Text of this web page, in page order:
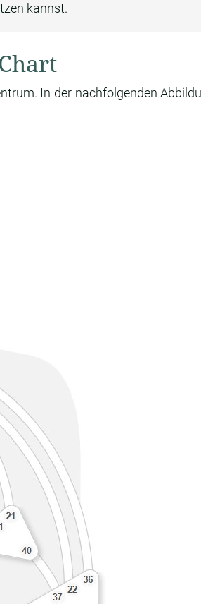
kannst.
In der nachfolgenden